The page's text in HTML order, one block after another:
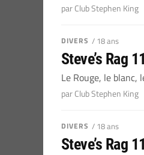
par Club Stephen King
DIVERS / 18 ans
Steve’s Rag
Le Rouge, le blanc,
par Club Stephen King
DIVERS / 18 ans
Steve’s Rag